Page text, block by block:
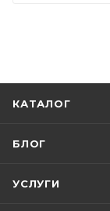
КАТАЛОГ
БЛОГ
УСЛУГИ